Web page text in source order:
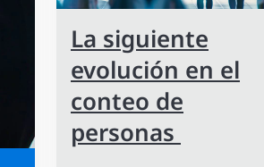
La siguiente
evolución en el
conteo de
personas